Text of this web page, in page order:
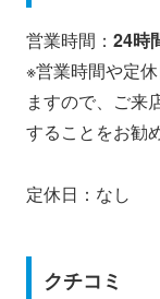
営業時間： 24時
※営業時間や定
ますので、ご来
することをお勧
定休日：なし
クチコミ